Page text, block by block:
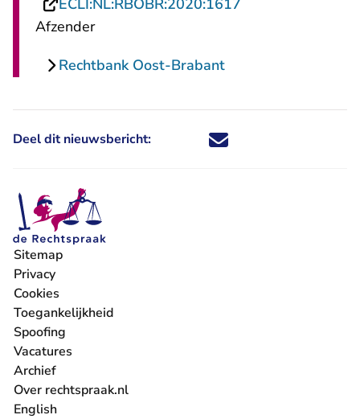
ECLI:NL:RBOBR:2020:1617
Afzender
Rechtbank Oost-Brabant
Deel dit nieuwsbericht: Deel dit nieuwsbericht via X -
Deel dit nieuwsbericht via
Deel dit nieuwsbericht
Deel dit
Sitemap
Privacy
Cookies
Toegankelijkheid
Spoofing
Vacatures
- U verlaat Rechtspraak.nl
Archief
Over rechtspraak.nl
English